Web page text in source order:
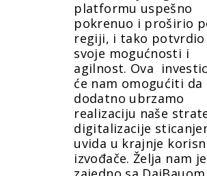
platformu uspešno
pokrenuo i proširio
regiji, i tako potvrdio
svoje mogućnosti i
agilnost. Ova
će nam omogućiti da
dodatno ubrzamo
realizaciju naše
digitalizacije
uvida u krajnje
izvođače. Želja nam